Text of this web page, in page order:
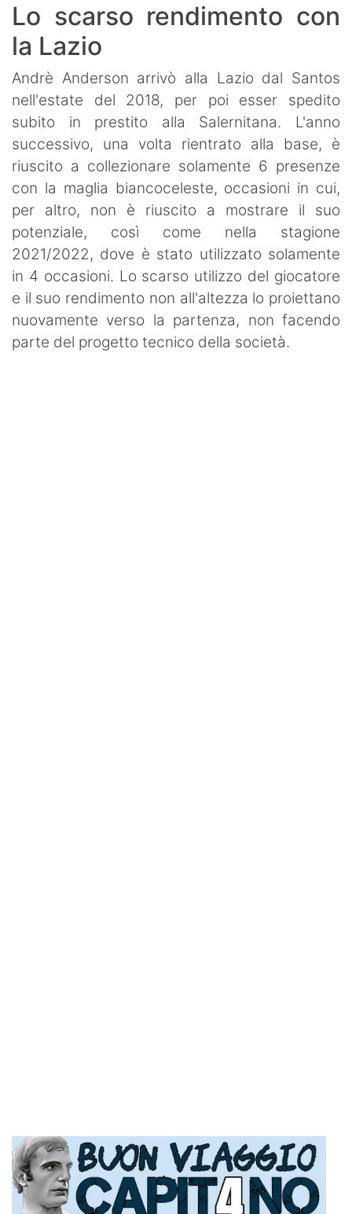
Lo scarso rendimento con
la Lazio
Andrè Anderson arrivò alla Lazio dal Santos
nell'estate del 2018, per poi esser spedito
subito in prestito alla Salernitana. L'anno
successivo, una volta rientrato alla base, è
riuscito a collezionare solamente 6 presenze
con la maglia biancoceleste, occasioni in cui,
per altro, non è riuscito a mostrare il suo
potenziale, così come nella stagione
2021/2022, dove è stato utilizzato solamente
in 4 occasioni. Lo scarso utilizzo del giocatore
e il suo rendimento non all'altezza lo proiettano
nuovamente verso la partenza, non facendo
parte del progetto tecnico della società.